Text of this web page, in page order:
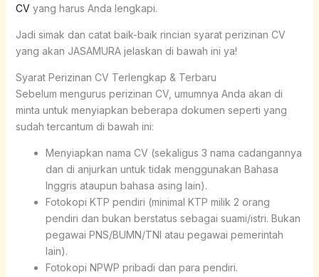
CVyang harus Anda lengkapi.
Jadi simak dan catat baik-baik rincian syarat perizinan CV
yang akan JASAMURA jelaskan di bawah ini ya!
Syarat Perizinan CV Terlengkap & Terbaru
Sebelum mengurus perizinan CV, umumnya Anda akan di
minta untuk menyiapkan beberapa dokumen seperti yang
sudah tercantum di bawah ini:
Menyiapkan nama CV (sekaligus 3 nama cadangannya
dan di anjurkan untuk tidak menggunakan Bahasa
Inggris ataupun bahasa asing lain).
Fotokopi KTP pendiri (minimal KTP milik 2 orang
pendiri dan bukan berstatus sebagai suami/istri. Bukan
pegawai PNS/BUMN/TNI atau pegawai pemerintah
lain).
Fotokopi NPWP pribadi dan para pendiri.